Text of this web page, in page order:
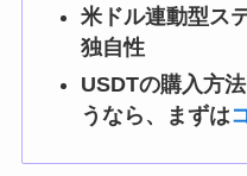
米ドル連動型ス
独自性
USDTの購入方
うなら、まずは